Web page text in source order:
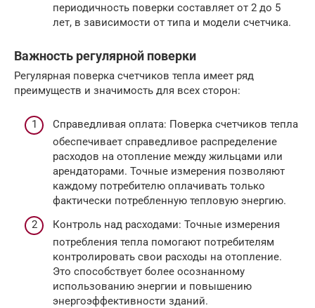
периодичность поверки составляет от 2 до 5
лет, в зависимости от типа и модели счетчика.
Важность регулярной поверки
Регулярная поверка счетчиков тепла имеет ряд
преимуществ и значимость для всех сторон:
Справедливая оплата: Поверка счетчиков тепла
обеспечивает справедливое распределение
расходов на отопление между жильцами или
арендаторами. Точные измерения позволяют
каждому потребителю оплачивать только
фактически потребленную тепловую энергию.
Контроль над расходами: Точные измерения
потребления тепла помогают потребителям
контролировать свои расходы на отопление.
Это способствует более осознанному
использованию энергии и повышению
энергоэффективности зданий.